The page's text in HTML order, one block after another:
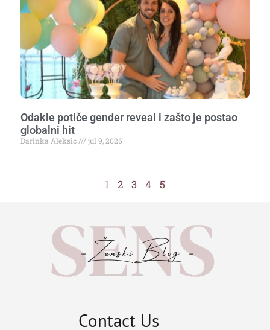
Odakle potiče gender reveal i zašto je postao
globalni hit
Darinka Aleksic jul 9, 2026
1 2 3 4 5
Contact Us